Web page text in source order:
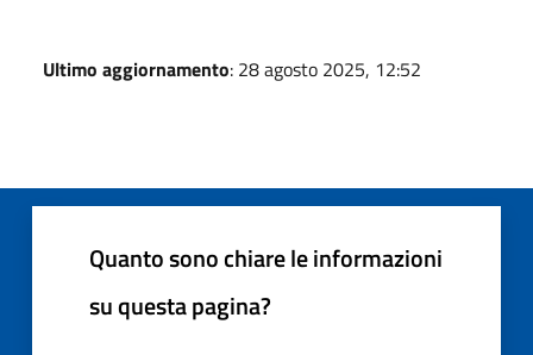
Ultimo aggiornamento: 28 agosto 2025, 12:52
Quanto sono chiare le informazioni
su questa pagina?